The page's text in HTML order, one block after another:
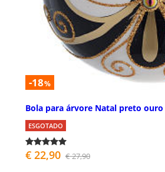
-18%
Bola para árvore Natal preto
ESGOTADO
€ 22,90 € 27,90